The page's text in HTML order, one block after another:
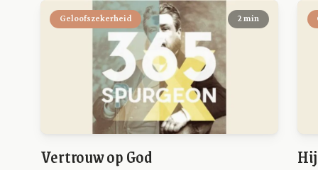
Geloofszekerheid 2 min
Vertrouw op God